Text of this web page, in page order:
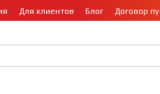
Для клиентов Блог Договор